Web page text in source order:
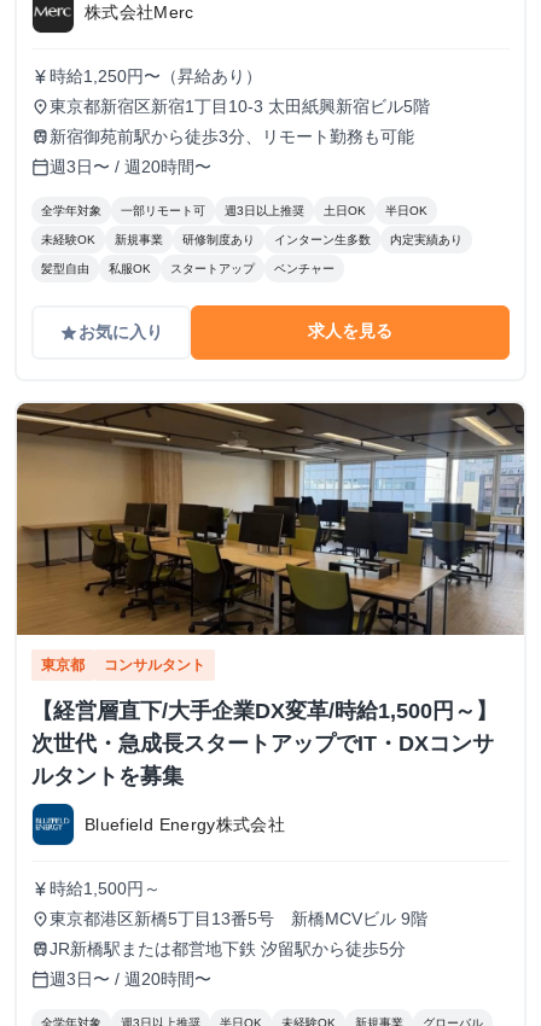
株式会社Merc
currency_yen 時給1,250円〜（昇給あり）
place東京都新宿区新宿1丁目10-3 太田紙興新宿ビル5階
train 新宿御苑前駅から徒歩3分、リモート勤務も可能
calendar_today週3日〜 / 週20時間〜
全学年対象 一部リモート可 週3日以上推奨 土日OK 半日OK
未経験OK 新規事業 研修制度あり インターン生多数 内定実績あり
髪型自由 私服OK スタートアップ ベンチャー
gradeお気に入り 求人を見る
東京都 コンサルタント
【経営層直下/大手企業DX変革/時給1,500円～】
次世代・急成長スタートアップでIT・DXコンサ
ルタントを募集
Bluefield Energy株式会社
currency_yen 時給1,500円～
place東京都港区新橋5丁目13番5号 新橋MCVビル 9階
trainJR新橋駅または都営地下鉄 汐留駅から徒歩5分
calendar_today週3日〜 / 週20時間〜
全学年対象 週3日以上推奨 半日OK 未経験OK 新規事業 グローバル